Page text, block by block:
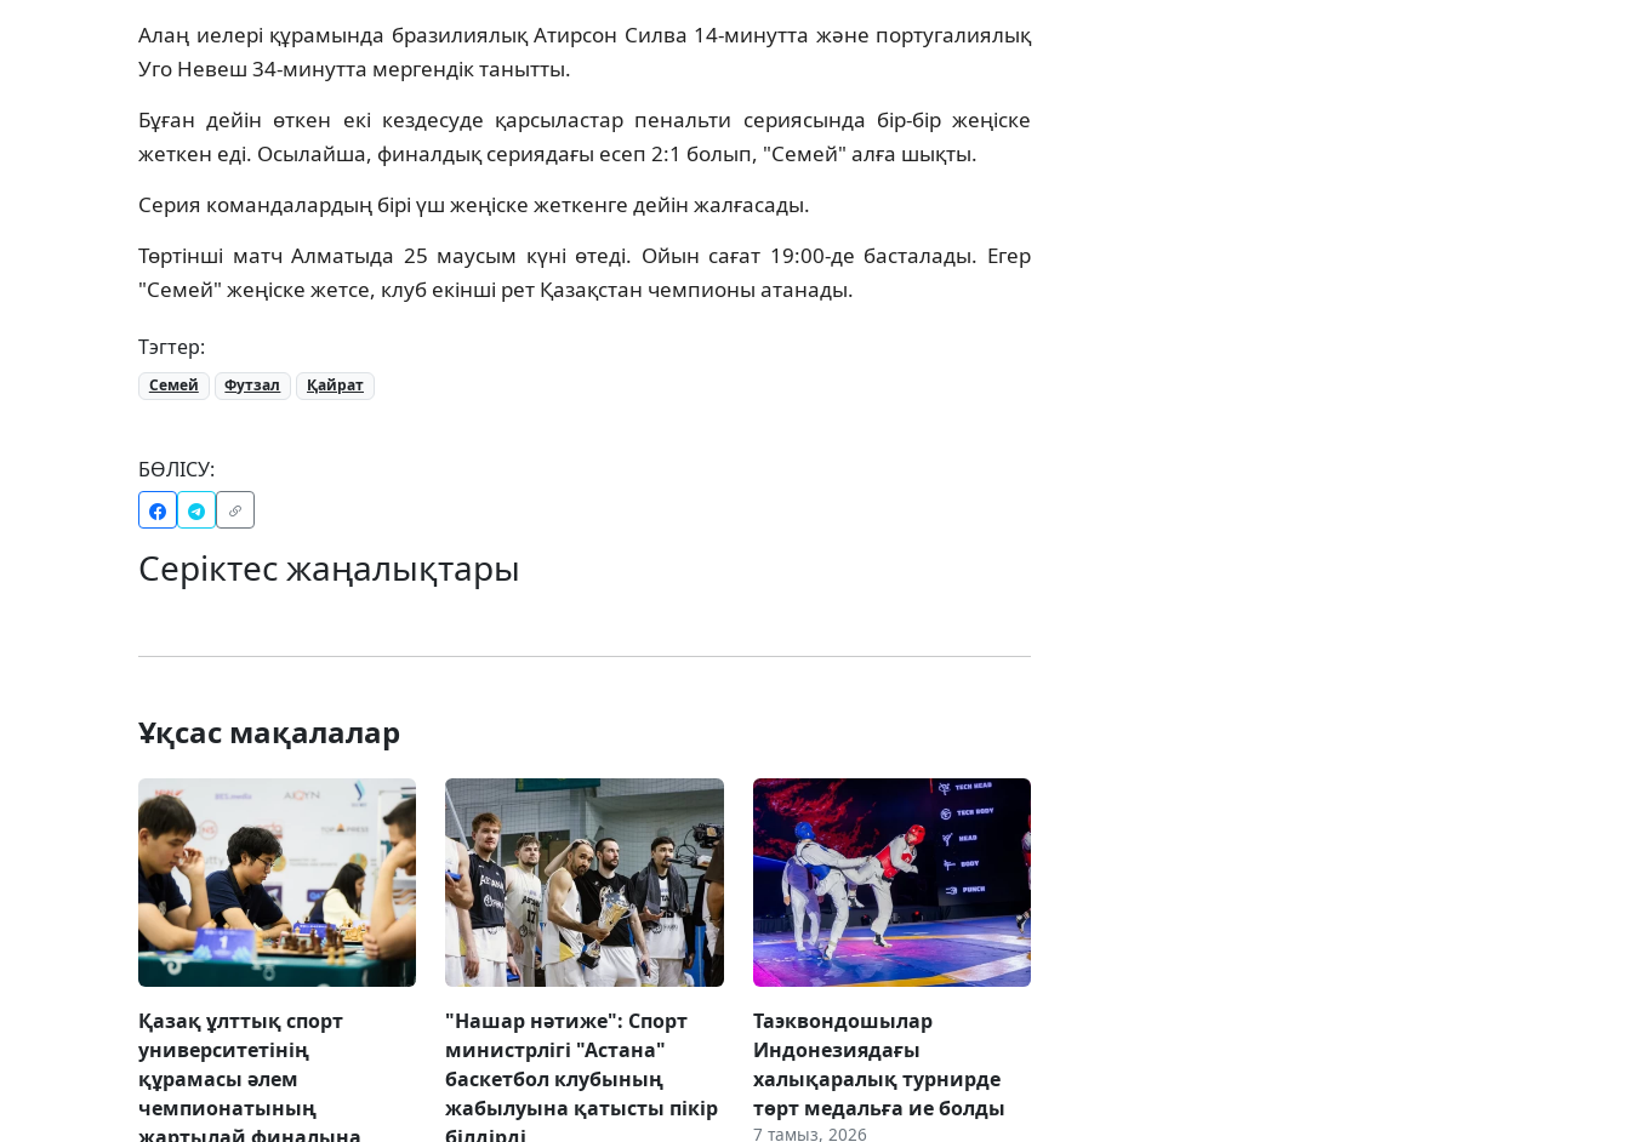
Алаң иелері құрамында бразилиялық Атирсон Силва 14-минутта және португалиялық
Уго Невеш 34-минутта мергендік танытты.
Бұған дейін өткен екі кездесуде қарсыластар пенальти сериясында бір-бір жеңіске
жеткен еді. Осылайша, финалдық сериядағы есеп 2:1 болып, "Семей" алға шықты.
Серия командалардың бірі үш жеңіске жеткенге дейін жалғасады.
Төртінші матч Алматыда 25 маусым күні өтеді. Ойын сағат 19:00-де басталады. Егер
"Семей" жеңіске жетсе, клуб екінші рет Қазақстан чемпионы атанады.
Тэгтер:
Семей Футзал Қайрат
БӨЛІСУ:
Серіктес жаңалықтары
Ұқсас мақалалар
Қазақ ұлттық спорт
университетінің
құрамасы әлем
чемпионатының
"Нашар нәтиже": Спорт
министрлігі "Астана"
баскетбол клубының
жабылуына қатысты пікір
Таэквондошылар
Индонезиядағы
халықаралық турнирде
төрт медальға ие болды
7 тамыз, 2026